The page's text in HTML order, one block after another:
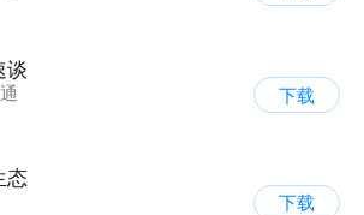
谈
下载
态
下载